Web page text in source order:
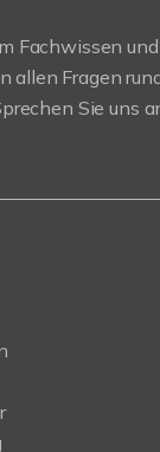
Fachwissen
allen Fragen
Sie uns